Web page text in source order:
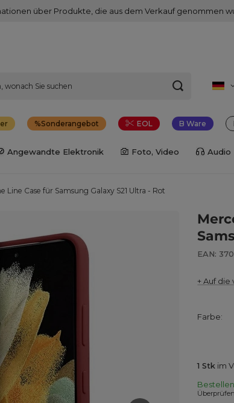
über Produkte, die aus dem Verkauf genommen
Sonderangebot EOL B Ware
Angewandte Elektronik Foto, Video Audio
Line Case für Samsung Galaxy S21 Ultra - Rot
EAN:
+ Auf die
Farbe
1 Stk im